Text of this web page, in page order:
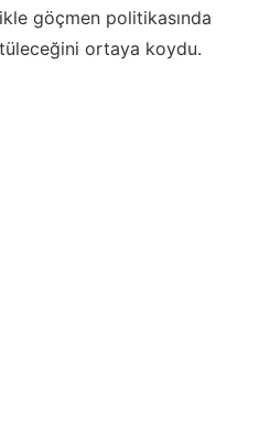
göçmen politikasında
ortaya koydu.